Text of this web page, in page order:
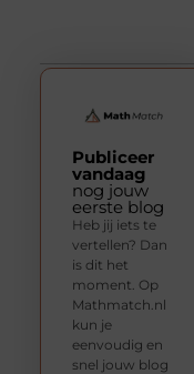
Publiceer
vandaag
nog jouw
eerste blog
Heb jij iets te
vertellen? Dan
is dit het
moment. Op
Mathmatch.nl
kun je
eenvoudig en
snel jouw blog